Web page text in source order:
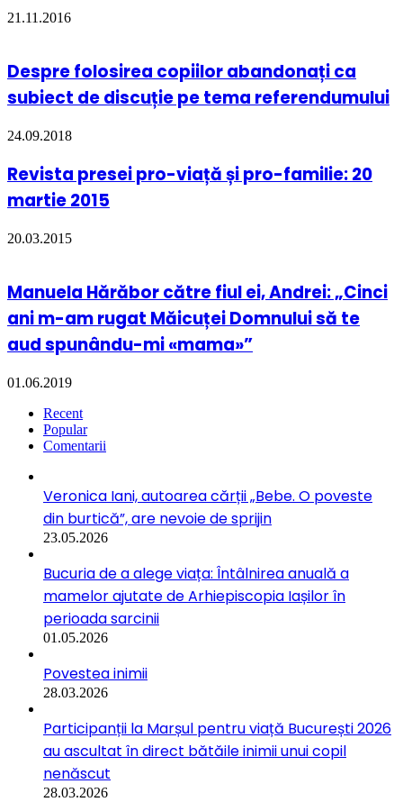
21.11.2016
Despre folosirea copiilor abandonați ca
subiect de discuție pe tema referendumului
24.09.2018
Revista presei pro-viață și pro-familie: 20
martie 2015
20.03.2015
Manuela Hărăbor către fiul ei, Andrei: „Cinci
ani m-am rugat Măicuței Domnului să te
aud spunându-mi «mama»”
01.06.2019
Recent
Popular
Comentarii
Veronica Iani, autoarea cărții „Bebe. O poveste
din burtică”, are nevoie de sprijin
23.05.2026
Bucuria de a alege viața: Întâlnirea anuală a
mamelor ajutate de Arhiepiscopia Iașilor în
perioada sarcinii
01.05.2026
Povestea inimii
28.03.2026
Participanții la Marșul pentru viață București 2026
au ascultat în direct bătăile inimii unui copil
nenăscut
28.03.2026